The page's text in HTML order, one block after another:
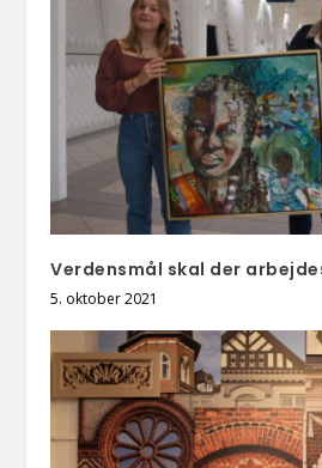
Verdensmål skal der
5. oktober 2021